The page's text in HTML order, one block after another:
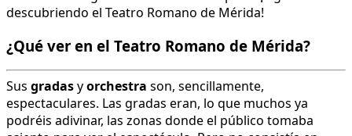
descubriendo el Teatro Romano de Mérida!
¿Qué ver en el Teatro Romano de Mérida?
Sus gradasyorchestra son, sencillamente,
espectaculares. Las gradas eran, lo que muchos ya
podréis adivinar, las zonas donde el público tomaba